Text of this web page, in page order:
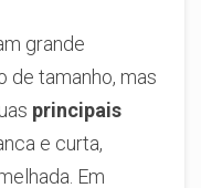
grande
de tamanho, mas
principais
e curta,
Em